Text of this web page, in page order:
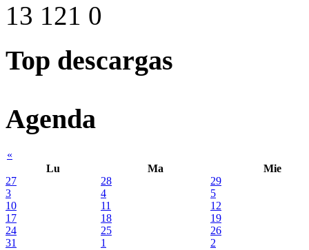
13 121 0
Top descargas
Agenda
«
Lu
Ma
Mie
27
28
29
3
4
5
10
11
12
17
18
19
24
25
26
31
1 2